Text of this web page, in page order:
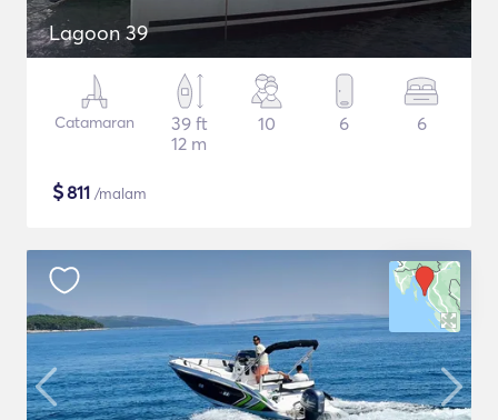
Lagoon 39
Catamaran
39 ft
12 m
10 6 6
$811 /malam